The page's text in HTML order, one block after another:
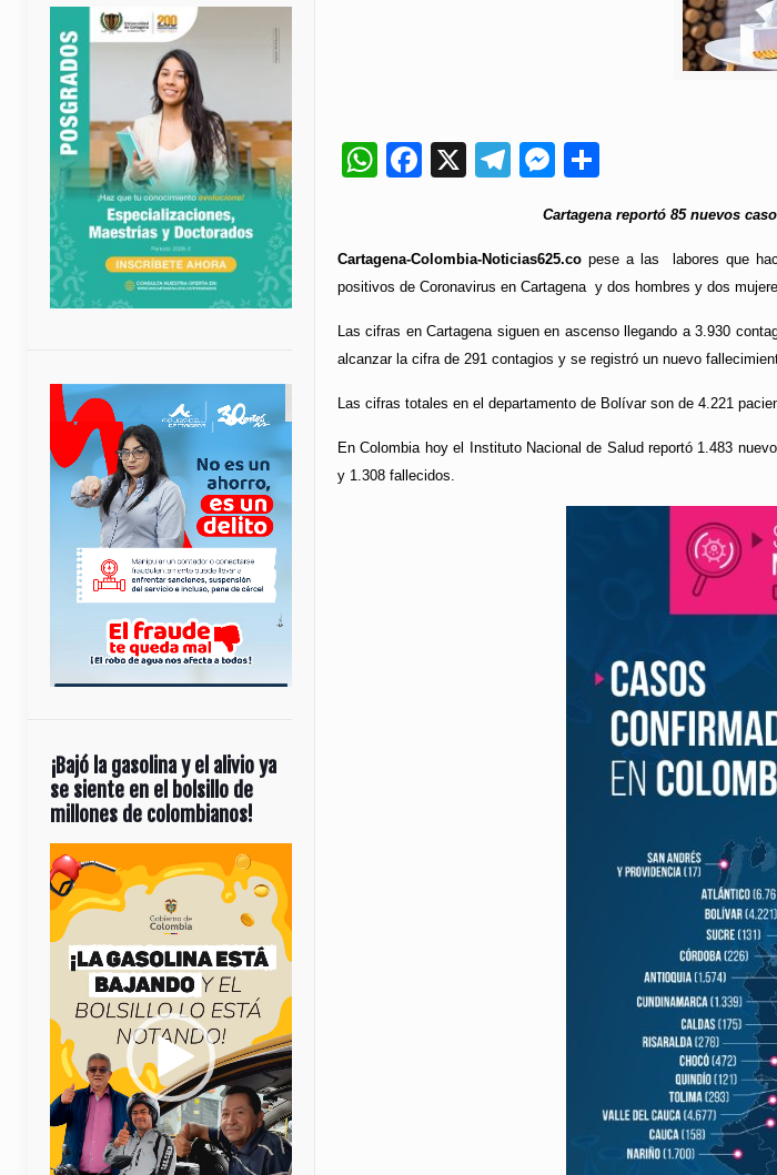
WhatsApp
Facebook
X Telegram
Messenger
Cartagena reportó 85 nuevos
Cartagena-Colombia-Noticias625.co pese a las labores que
positivos de Coronavirus en Cartagena y dos hombres y dos
Las cifras en Cartagena siguen en ascenso llegando a 3.930
alcanzar la cifra de 291 contagios y se registró un nuevo
Las cifras totales en el departamento de Bolívar son de 4.221
En Colombia hoy el Instituto Nacional de Salud reportó 1.483
y 1.308 fallecidos.
¡Bajó la gasolina y el alivio ya
se siente en el bolsillo de
millones de colombianos!
Reproductor
de
vídeo